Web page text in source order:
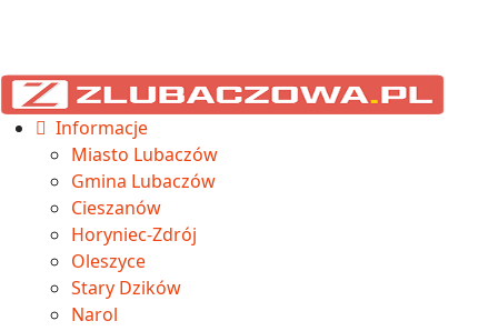
Informacje
Miasto Lubaczów
Gmina Lubaczów
Cieszanów
Horyniec-Zdrój
Oleszyce
Stary Dzików
Narol